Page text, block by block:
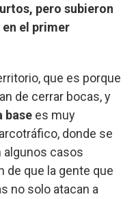
pero subieron
en el primer
que es porque
de cerrar bocas, y
base es muy
donde se
algunos casos
de que la gente que
no solo atacan a